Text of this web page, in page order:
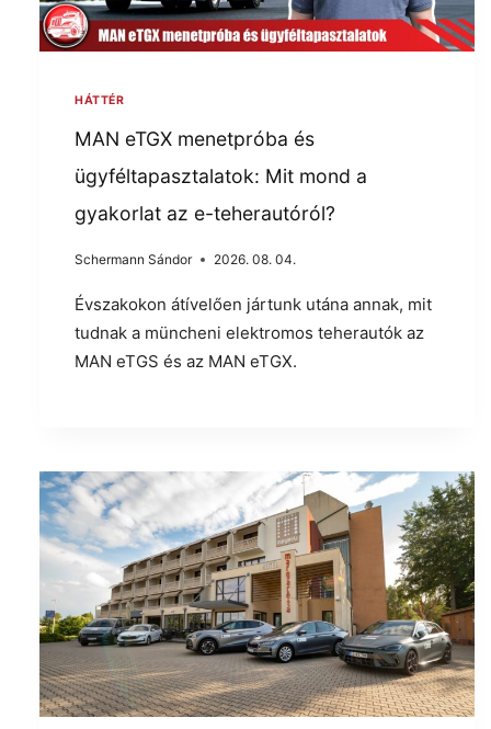
HÁTTÉR
MAN eTGX menetpróba és
ügyféltapasztalatok: Mit mond a
gyakorlat az e-teherautóról?
Schermann Sándor 2026. 08. 04.
Évszakokon átívelően jártunk utána annak, mit
tudnak a müncheni elektromos teherautók az
MAN eTGS és az MAN eTGX.